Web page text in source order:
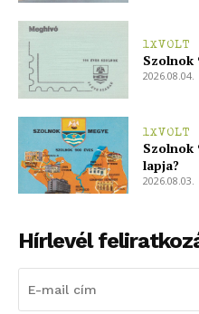
1XVOLT
Szolnok
2026.08.04.
1XVOLT
Szolnok
lapja?
2026.08.03.
Hírlevél